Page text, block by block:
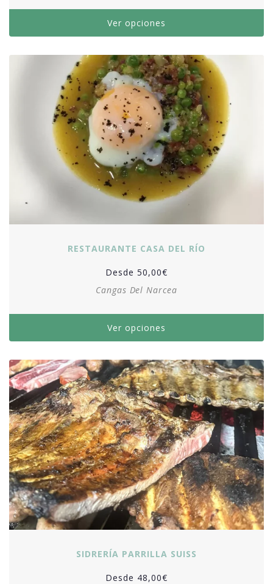
Ver opciones
RESTAURANTE CASA DEL RÍO
Desde 50,00€
Cangas Del Narcea
Ver opciones
SIDRERÍA PARRILLA SUISS
Desde 48,00€